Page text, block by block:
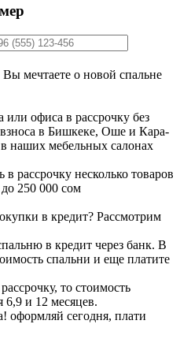
мечтаете о новой спальне
офиса в рассрочку без
в Бишкеке, Оше и Кара-
наших мебельных салонах
рассрочку несколько товаров
250 000 сом
в кредит? Рассмотрим
в кредит через банк. В
спальни и еще платите
то стоимость
6,9 и 12 месяцев.
оформляй сегодня, плати